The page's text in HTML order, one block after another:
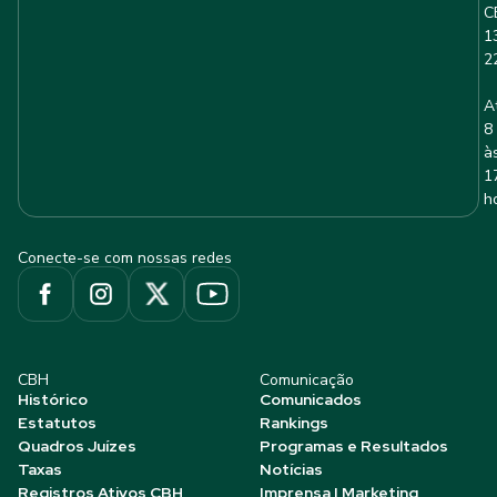
8
Conecte-se com nossas redes
CBH
Histórico
Estatutos
Quadros Juízes
Taxas
Registros Ativos CBH
Comunicação
Comunicados
Rankings
Programas e Resultados
Notícias
Imprensa | Marketing